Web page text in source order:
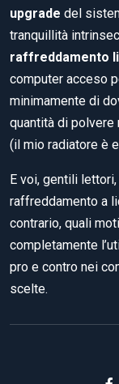
upgrade del
tranquillità
raffreddamento
computer acceso
minimamente di
quantità di polvere
(il mio radiatore è
E voi, gentili
raffreddamento a
contrario, quali
completamente
pro e contro nei
scelte.